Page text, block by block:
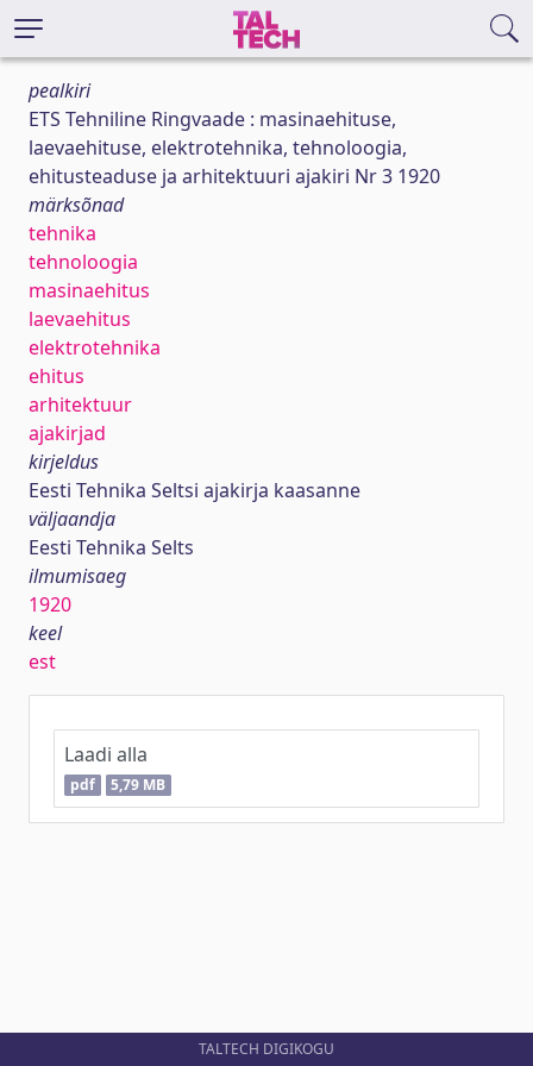
pealkiri
ETS Tehniline Ringvaade : masinaehituse,
laevaehituse, elektrotehnika, tehnoloogia,
ehitusteaduse ja arhitektuuri ajakiri Nr 3 1920
märksõnad
tehnika
tehnoloogia
masinaehitus
laevaehitus
elektrotehnika
ehitus
arhitektuur
ajakirjad
kirjeldus
Eesti Tehnika Seltsi ajakirja kaasanne
väljaandja
Eesti Tehnika Selts
ilmumisaeg
1920
keel
est
Laadi alla
pdf 5,79 MB
TALTECH DIGIKOGU